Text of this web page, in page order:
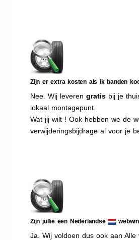
Zijn er extra kosten als ik banden
Nee. Wij leveren gratis bij je
lokaal montagepunt.
Wat jij wilt ! Ook hebben we de
verwijderingsbijdrage al voor je
Zijn jullie een Nederlandse
Ja. Wij voldoen dus ook aan Alle